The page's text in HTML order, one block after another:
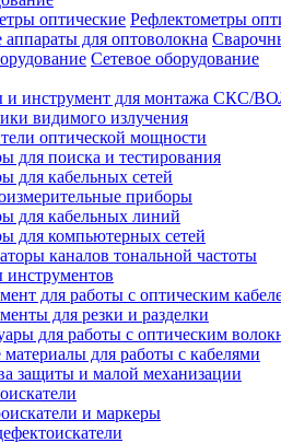
Рефлектометры
Сетевое оборудование
видимого излучения
оптической мощности
для поиска и тестирования
для кабельных сетей
приборы
для кабельных линий
для компьютерных сетей
каналов тональной частоты
для работы с оптическим
для резки и разделки
для работы с оптическим
для работы с кабелями
защиты и малой механизации
и маркеры